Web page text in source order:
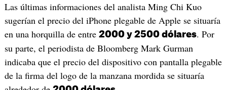
Las últimas informaciones del analista Ming Chi Kuo
sugerían el precio del iPhone plegable de Apple se situaría
en una horquilla de entre 2000 y 2500 dólares. Por
su parte, el periodista de Bloomberg Mark Gurman
indicaba que el precio del dispositivo con pantalla plegable
de la firma del logo de la manzana mordida se situaría